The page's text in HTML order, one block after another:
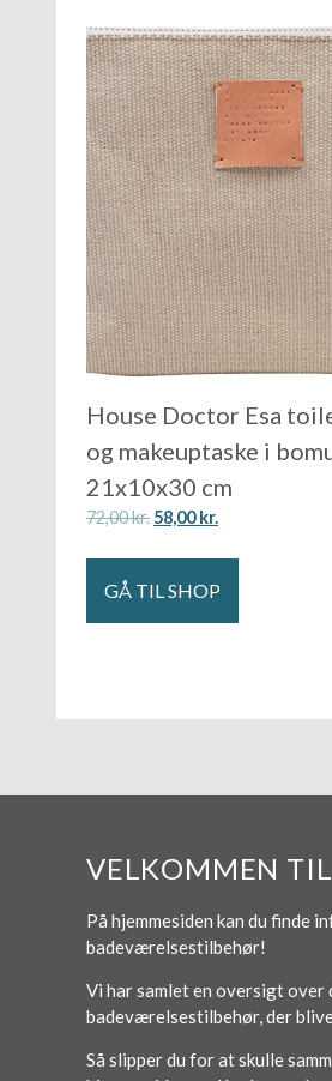
House Doctor Esa
og makeuptaske i
21x10x30 cm
72,00kr. 58,00kr.
GÅ TIL SHOP
VELKOMMEN
På hjemmesiden kan du finde
badeværelsestilbehør!
Vi har samlet en oversigt over
badeværelsestilbehør, der
Så slipper du for at skulle